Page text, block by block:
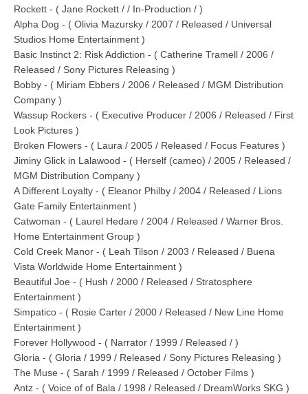
Rockett - ( Jane Rockett / / In-Production / )
Alpha Dog - ( Olivia Mazursky / 2007 / Released / Universal
Studios Home Entertainment )
Basic Instinct 2: Risk Addiction - ( Catherine Tramell / 2006 /
Released / Sony Pictures Releasing )
Bobby - ( Miriam Ebbers / 2006 / Released / MGM Distribution
Company )
Wassup Rockers - ( Executive Producer / 2006 / Released / First
Look Pictures )
Broken Flowers - ( Laura / 2005 / Released / Focus Features )
Jiminy Glick in Lalawood - ( Herself (cameo) / 2005 / Released /
MGM Distribution Company )
A Different Loyalty - ( Eleanor Philby / 2004 / Released / Lions
Gate Family Entertainment )
Catwoman - ( Laurel Hedare / 2004 / Released / Warner Bros.
Home Entertainment Group )
Cold Creek Manor - ( Leah Tilson / 2003 / Released / Buena
Vista Worldwide Home Entertainment )
Beautiful Joe - ( Hush / 2000 / Released / Stratosphere
Entertainment )
Simpatico - ( Rosie Carter / 2000 / Released / New Line Home
Entertainment )
Forever Hollywood - ( Narrator / 1999 / Released / )
Gloria - ( Gloria / 1999 / Released / Sony Pictures Releasing )
The Muse - ( Sarah / 1999 / Released / October Films )
Antz - ( Voice of of Bala / 1998 / Released / DreamWorks SKG )